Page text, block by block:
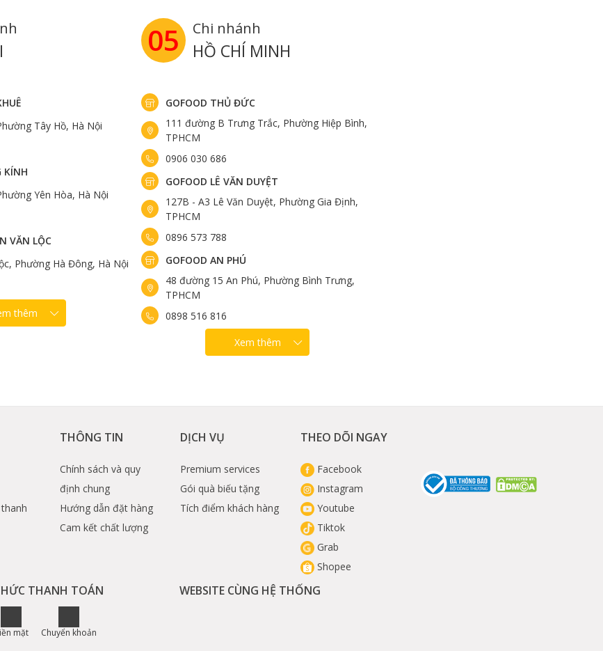
Tây Hồ, Hà Nội
KÍNH
Yên Hòa, Hà Nội
VĂN LỘC
Phường Hà Đông, Hà Nội
thêm
05 Chi nhánh
HỒ CHÍ MINH
GOFOOD THỦ ĐỨC
111 đường B Trưng Trắc, Phường Hiệp Bình,
TPHCM
0906 030 686
GOFOOD LÊ VĂN DUYỆT
127B - A3 Lê Văn Duyệt, Phường Gia Định,
TPHCM
0896 573 788
GOFOOD AN PHÚ
48 đường 15 An Phú, Phường Bình Trưng,
TPHCM
0898 516 816
Xem thêm
THÔNG TIN
Chính sách và quy
định chung
Hướng dẫn đặt hàng
Cam kết chất lượng
DỊCH VỤ
Premium services
Gói quà biếu tặng
Tích điểm khách hàng
THEO DÕI NGAY
Facebook
Instagram
Youtube
Tiktok
Grab
Shopee
THANH TOÁN
mặt Chuyển khoản
WEBSITE CÙNG HỆ THỐNG